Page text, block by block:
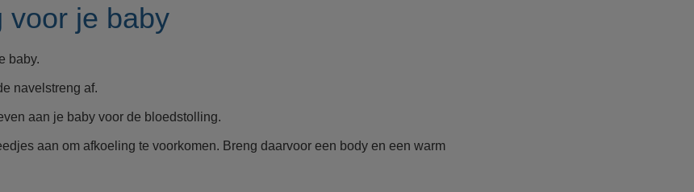
voor je baby
baby.
navelstreng af.
aan je baby voor de bloedstolling.
aan om afkoeling te voorkomen. Breng daarvoor een body en een warm